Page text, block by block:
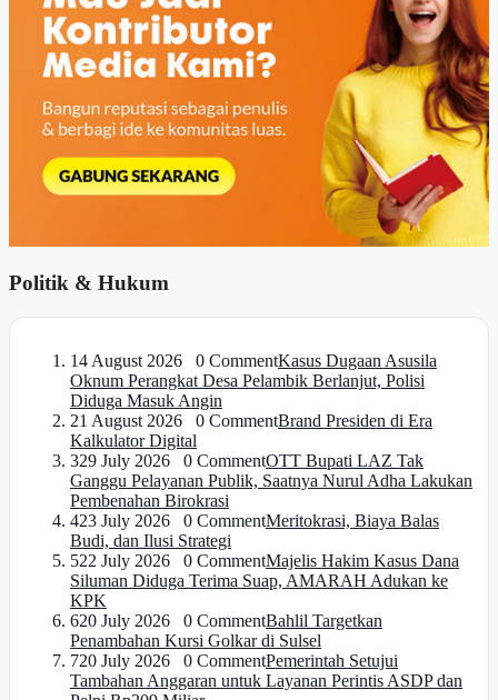
Politik & Hukum
14 August 2026 0 CommentKasus Dugaan Asusila
Oknum Perangkat Desa Pelambik Berlanjut, Polisi
Diduga Masuk Angin
21 August 2026 0 CommentBrand Presiden di Era
Kalkulator Digital
329 July 2026 0 CommentOTT Bupati LAZ Tak
Ganggu Pelayanan Publik, Saatnya Nurul Adha Lakukan
Pembenahan Birokrasi
423 July 2026 0 CommentMeritokrasi, Biaya Balas
Budi, dan Ilusi Strategi
522 July 2026 0 CommentMajelis Hakim Kasus Dana
Siluman Diduga Terima Suap, AMARAH Adukan ke
KPK
620 July 2026 0 CommentBahlil Targetkan
Penambahan Kursi Golkar di Sulsel
720 July 2026 0 CommentPemerintah Setujui
Tambahan Anggaran untuk Layanan Perintis ASDP dan